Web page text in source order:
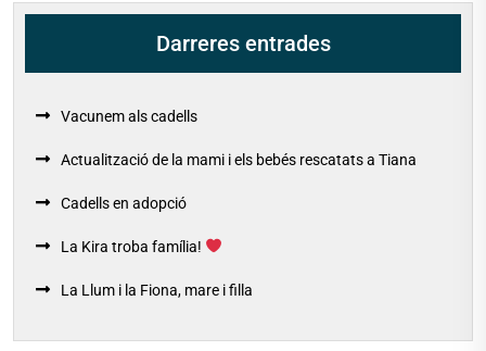
Darreres entrades
Vacunem als cadells
Actualització de la mami i els bebés rescatats a Tiana
Cadells en adopció
La Kira troba família!
La Llum i la Fiona, mare i filla